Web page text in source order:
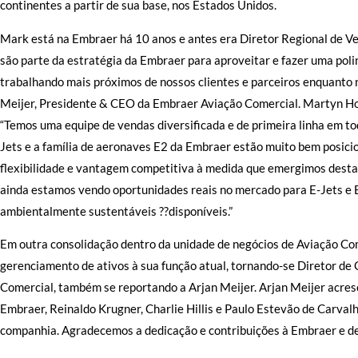
continentes a partir de sua base, nos Estados Unidos.
Mark está na Embraer há 10 anos e antes era Diretor Regional de
são parte da estratégia da Embraer para aproveitar e fazer uma
trabalhando mais próximos de nossos clientes e parceiros enquanto
Meijer, Presidente & CEO da Embraer Aviação Comercial. Martyn
“Temos uma equipe de vendas diversificada e de primeira linha em
Jets e a família de aeronaves E2 da Embraer estão muito bem
flexibilidade e vantagem competitiva à medida que emergimos
ainda estamos vendo oportunidades reais no mercado para E-Jets
ambientalmente sustentáveis ??disponíveis.”
Em outra consolidação dentro da unidade de negócios de Aviação
gerenciamento de ativos à sua função atual, tornando-se Diretor
Comercial, também se reportando a Arjan Meijer. Arjan Meijer
Embraer, Reinaldo Krugner, Charlie Hillis e Paulo Estevão de
companhia. Agradecemos a dedicação e contribuições à Embraer e